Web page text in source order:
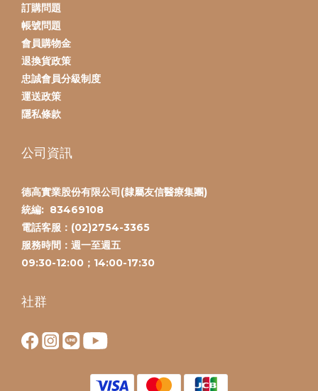
訂購問題
帳號問題
會員購物金
退換貨政策
忠誠會員分級制度
運送政策
隱私條款
公司資訊
德高實業股份有限公司(隸屬友信醫療集團)
統編: 83469108
電話客服：(02)2754-3365
服務時間： 週一至週五
09:30-12:00；14:00-17:30
社群